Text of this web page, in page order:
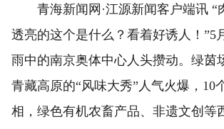
青海新闻网·江源新闻客户端讯 “
透亮的这个是什么？看着好诱人！”5
雨中的南京奥体中心人头攒动。绿茵
青藏高原的“风味大秀”人气火爆，10
相，绿色有机农畜产品、非遗文创等